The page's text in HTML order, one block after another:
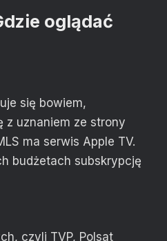
oglądać
się bowiem,
z uznaniem ze strony
ma serwis Apple TV.
budżetach subskrypcję
czyli TVP, Polsat